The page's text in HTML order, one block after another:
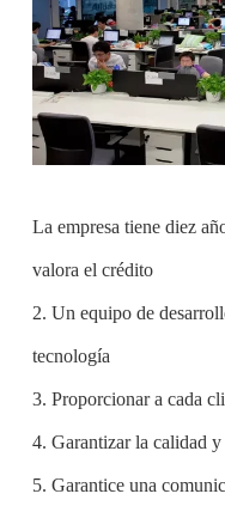
La empresa tiene diez
valora el crédito
2. Un equipo de
tecnología
3. Proporcionar a cada
4. Garantizar la calidad
5. Garantice una